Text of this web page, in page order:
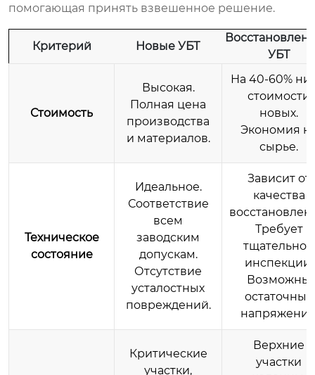
помогающая принять взвешенное решение.
Критерий Новые УБТ
УБТ
Стоимость
Высокая.
Полная цена
производства
и материалов.
На 40-60%
стоимости
новых.
Экономия
сырье.
Техническое
состояние
Идеальное.
Соответствие
всем
заводским
допускам.
Отсутствие
усталостных
повреждений.
Зависит от
качества
Требует
тщательной
инспекции.
Возможны
остаточные
Критические
участки,
Верхние
участки